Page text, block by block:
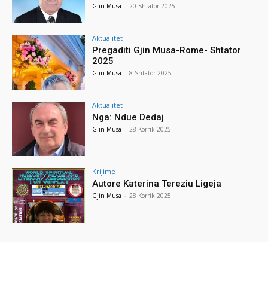
Gjin Musa - 20 Shtator 2025
Aktualitet
Pregaditi Gjin Musa-Rome- Shtator
2025
Gjin Musa - 8 Shtator 2025
Aktualitet
Nga: Ndue Dedaj
Gjin Musa - 28 Korrik 2025
Krijime
Autore Katerina Tereziu Ligeja
Gjin Musa - 28 Korrik 2025